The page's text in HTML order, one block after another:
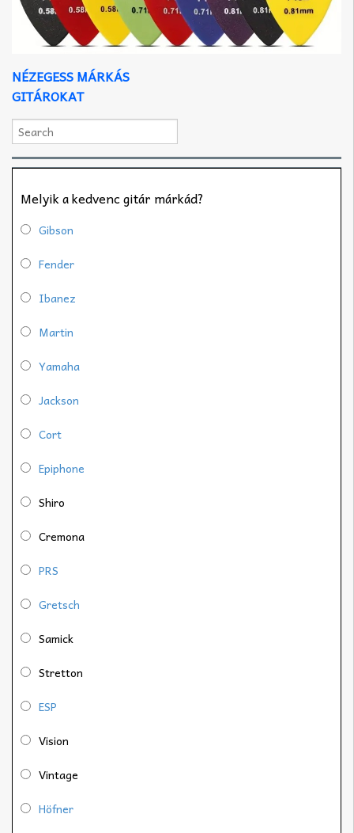
NÉZEGESS MÁRKÁS
GITÁROKAT
Melyik a kedvenc gitár márkád?
Gibson
Fender
Ibanez
Martin
Yamaha
Jackson
Cort
Epiphone
Shiro
Cremona
PRS
Gretsch
Samick
Stretton
ESP
Vision
Vintage
Höfner